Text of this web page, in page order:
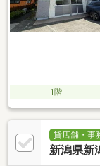
1階
貸店舗・事
新潟県新